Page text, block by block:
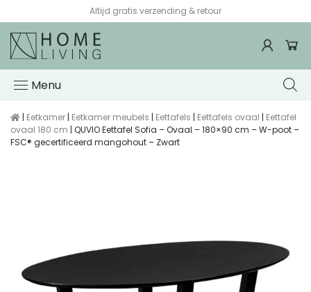
Altijd gratis verzending & retour
Menu
| Eetkamer | Eetkamer meubels | Eettafels | Eettafels ovaal | Eettafel
ovaal 180 cm | QUVIO Eettafel Sofia – Ovaal – 180×90 cm – W-poot –
FSC® gecertificeerd mangohout – Zwart